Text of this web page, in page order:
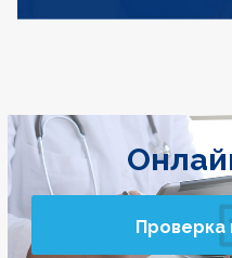
Проверка